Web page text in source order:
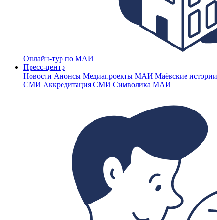
Онлайн-тур по МАИ
Пресс-центр
Новости Анонсы Медиапроекты МАИ Маёвские
СМИ Аккредитация СМИ Символика МАИ